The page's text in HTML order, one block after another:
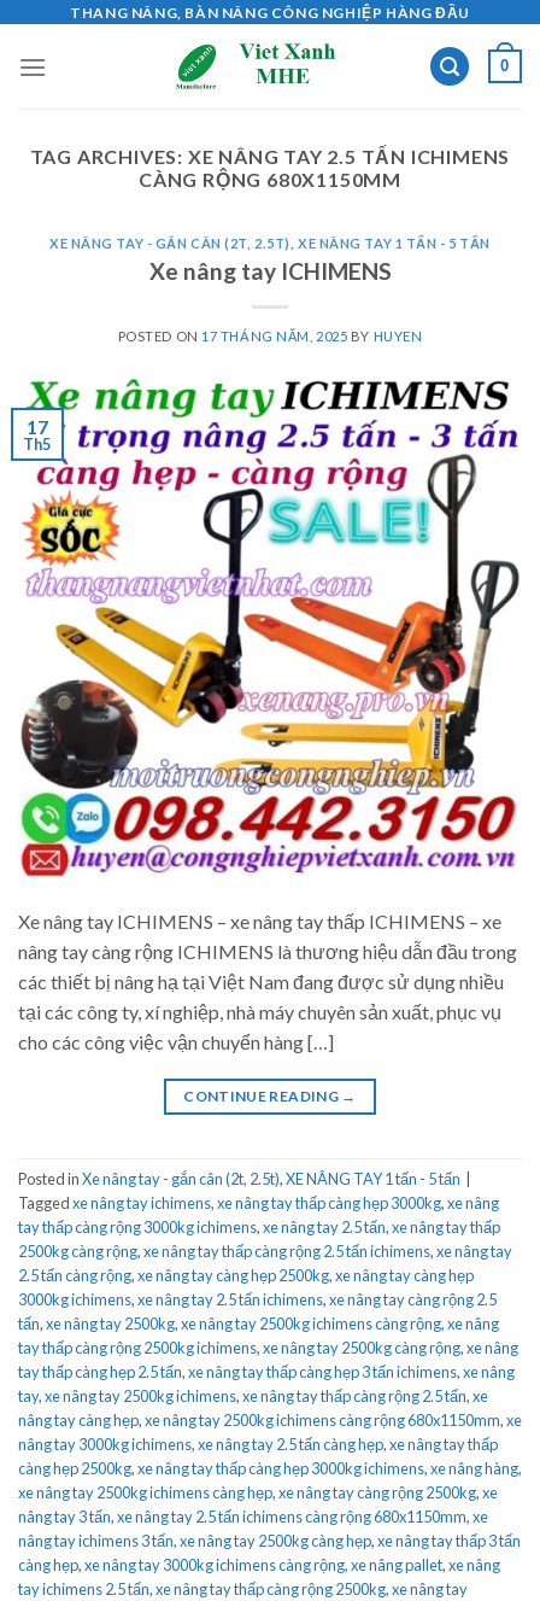
content
THANG NÂNG, BÀN NÂNG CÔNG NGHIỆP HÀNG ĐẦU
0
TAG ARCHIVES: XE NÂNG TAY 2.5 TẤN ICHIMENS
CÀNG RỘNG 680X1150MM
XE NÂNG TAY - GẮN CÂN (2T, 2.5T) ,XE NÂNG TAY 1 TẤN - 5 TẤN
Xe nâng tay ICHIMENS
POSTED ON 17 THÁNG NĂM, 2025 BY HUYEN
17
Th5
Xe nâng tay ICHIMENS – xe nâng tay thấp ICHIMENS – xe
nâng tay càng rộng ICHIMENS là thương hiệu dẫn đầu trong
các thiết bị nâng hạ tại Việt Nam đang được sử dụng nhiều
tại các công ty, xí nghiệp, nhà máy chuyên sản xuất, phục vụ
cho các công việc vận chuyển hàng […]
CONTINUE READING →
Posted inXe nâng tay - gắn cân (2t, 2.5t),XE NÂNG TAY 1 tấn - 5 tấn
Taggedxe nâng tay ichimens,xe nâng tay thấp càng hẹp 3000kg,xe nâng
tay thấp càng rộng 3000kg ichimens,xe nâng tay 2.5 tấn,xe nâng tay thấp
2500kg càng rộng,xe nâng tay thấp càng rộng 2.5 tấn ichimens,xe nâng tay
2.5 tấn càng rộng,xe nâng tay càng hẹp 2500kg,xe nâng tay càng hẹp
3000kg ichimens,xe nâng tay 2.5 tấn ichimens,xe nâng tay càng rộng 2.5
tấn,xe nâng tay 2500kg,xe nâng tay 2500kg ichimens càng rộng,xe nâng
tay thấp càng rộng 2500kg ichimens,xe nâng tay 2500kg càng rộng,xe nâng
tay thấp càng hẹp 2.5 tấn,xe nâng tay thấp càng hẹp 3 tấn ichimens,xe nâng
tay,xe nâng tay 2500kg ichimens,xe nâng tay thấp càng rộng 2.5 tấn,xe
nâng tay càng hẹp,xe nâng tay 2500kg ichimens càng rộng 680x1150mm,xe
nâng tay 3000kg ichimens,xe nâng tay 2.5 tấn càng hẹp,xe nâng tay thấp
càng hẹp 2500kg,xe nâng tay thấp càng hẹp 3000kg ichimens,xe nâng hàng,
xe nâng tay 2500kg ichimens càng hẹp,xe nâng tay càng rộng 2500kg,xe
nâng tay 3 tấn,xe nâng tay 2.5 tấn ichimens càng rộng 680x1150mm,xe
nâng tay ichimens 3 tấn,xe nâng tay 2500kg càng hẹp,xe nâng tay thấp 3 tấn
càng hẹp,xe nâng tay 3000kg ichimens càng rộng,xe nâng pallet,xe nâng
tay ichimens 2.5 tấn,xe nâng tay thấp càng rộng 2500kg,xe nâng tay